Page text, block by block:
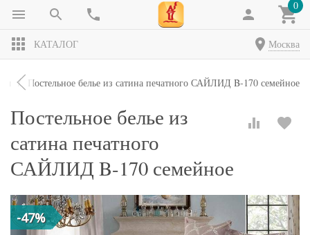
0
КАТАЛОГ Москва
Постельное белье из сатина печатного САЙЛИД B-170 семейное
Постельное белье из
сатина печатного
САЙЛИД B-170 семейное
-47%